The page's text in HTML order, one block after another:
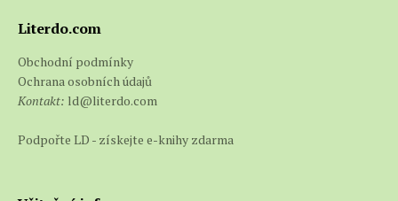
Literdo.com
Obchodní podmínky
Ochrana osobních údajů
Kontakt: ld@literdo.com
Podpořte LD - získejte e-knihy zdarma